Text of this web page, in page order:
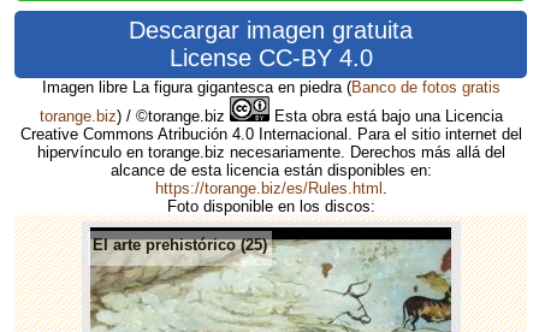
Descargar imagen gratuita
License CC-BY 4.0
Imagen libre La figura gigantesca en piedra (Banco de fotos gratis
torange.biz) / ©torange.biz
Esta obra está bajo una Licencia
Creative Commons Atribución 4.0 Internacional. Para el sitio internet del
hipervínculo en torange.biz necesariamente. Derechos más allá del
alcance de esta licencia están disponibles en:
https://torange.biz/es/Rules.html
Foto disponible en los discos:
El arte prehistórico (25)